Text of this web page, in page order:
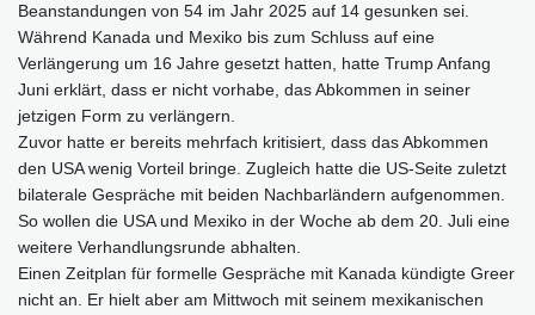
Beanstandungen von 54 im Jahr 2025 auf 14 gesunken sei.
Während Kanada und Mexiko bis zum Schluss auf eine
Verlängerung um 16 Jahre gesetzt hatten, hatte Trump Anfang
Juni erklärt, dass er nicht vorhabe, das Abkommen in seiner
jetzigen Form zu verlängern.
Zuvor hatte er bereits mehrfach kritisiert, dass das Abkommen
den USA wenig Vorteil bringe. Zugleich hatte die US-Seite zuletzt
bilaterale Gespräche mit beiden Nachbarländern aufgenommen.
So wollen die USA und Mexiko in der Woche ab dem 20. Juli eine
weitere Verhandlungsrunde abhalten.
Einen Zeitplan für formelle Gespräche mit Kanada kündigte Greer
nicht an. Er hielt aber am Mittwoch mit seinem mexikanischen